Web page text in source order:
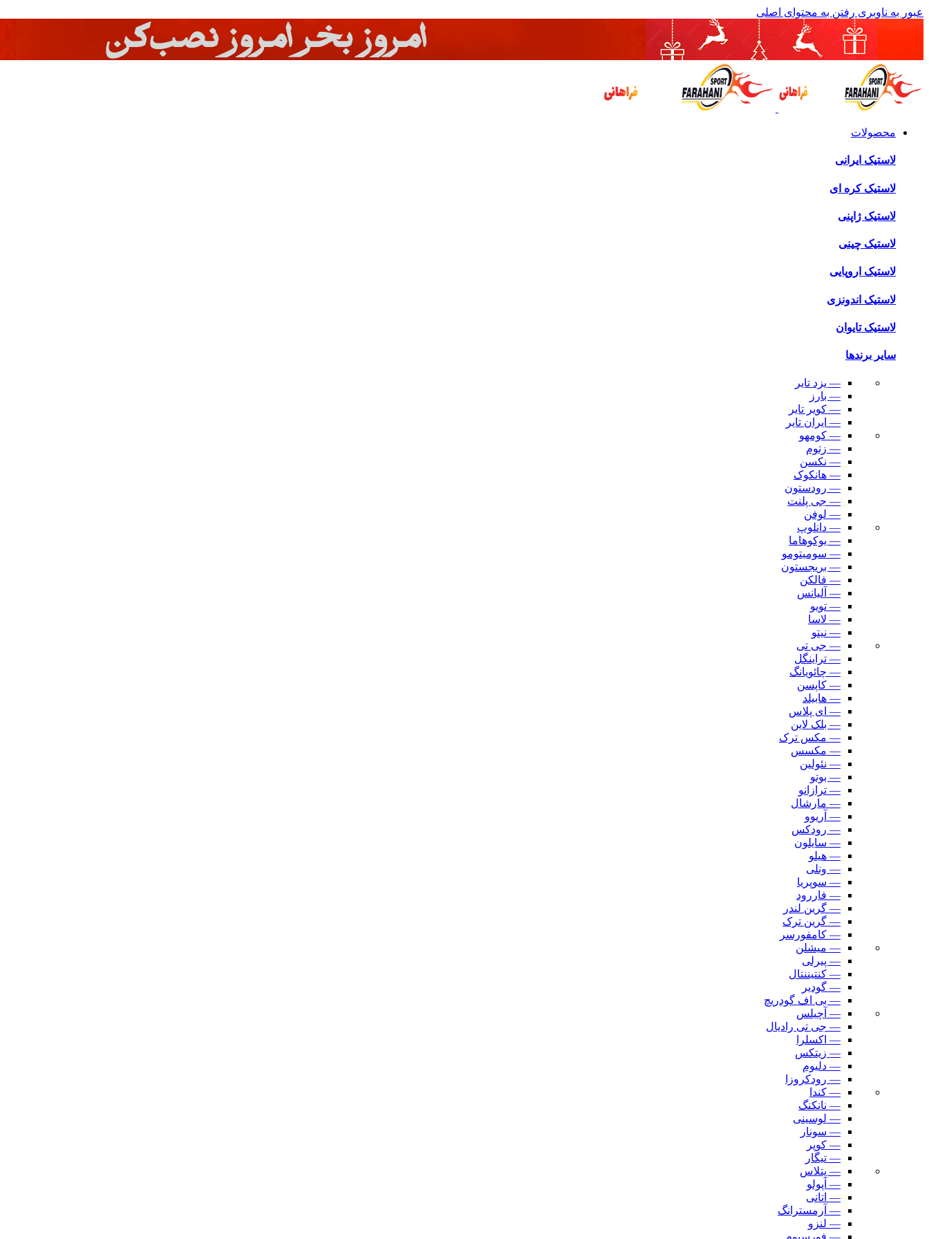
عبور به ناوبری رفتن به محتوای اصلی
محصولات
لاستیک ایرانی
لاستیک کره ای
لاستیک ژاپنی
لاستیک چینی
لاستیک اروپایی
لاستیک اندونزی
لاستیک تایوان
سایر برندها
— یزد تایر
— بارز
— کویر تایر
— ایران تایر
— کومهو
— زتوم
— نکسن
— هانکوک
— رودستون
— جی پلنت
— لوفن
— دانلوپ
— یوکوهاما
— سومیتومو
— بریجستون
— فالکن
— آلیانس
— تویو
— لاسا
— نیتو
— جی تی
— تراینگل
— چائویانگ
— کاپسن
— هابیلد
— ای پلاس
— بلک لاین
— مکس ترک
— مکسس
— نئولین
— بوتو
— ترازانو
— مارشال
— آریوو
— رودکس
— سایلون
— هیلو
— ونلی
— سوپریا
— فاررود
— گرین لندر
— گرین ترک
— کامفورسر
— میشلن
— پیرلی
— کنتیننتال
— گودیر
— بی اف گودریچ
— آچیلس
— جی تی رادیال
— اکسلرا
— زیتکس
— دلیوم
— رودکروزا
— کندا
— نانکنگ
— لوسینی
— سونار
— کوپر
— تیگار
— پتلاس
— آپولو
— اتانی
— آرمسترانگ
— لنزو